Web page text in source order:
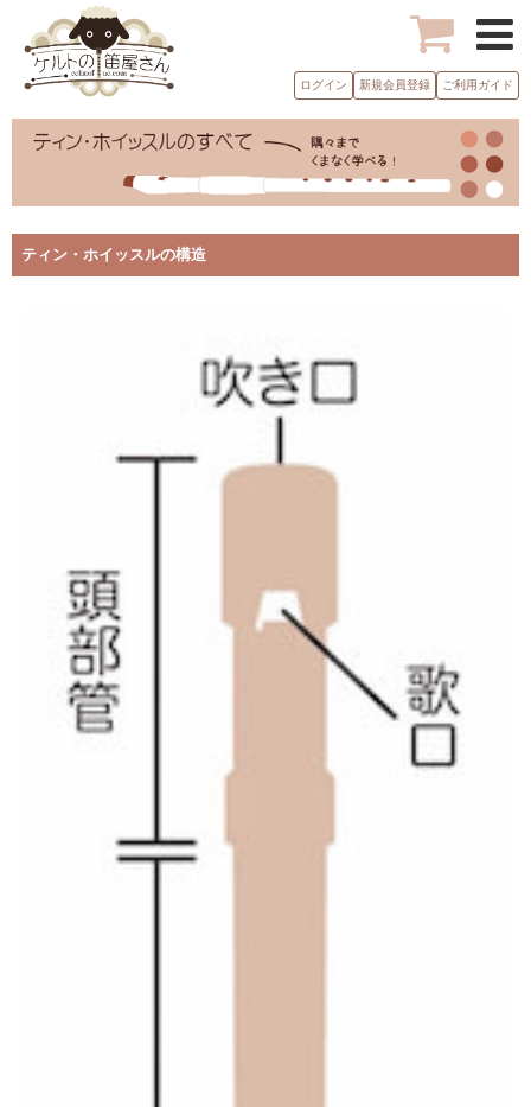
ログイン 新規会員登録 ご利用ガイド
ティン・ホイッスルの構造